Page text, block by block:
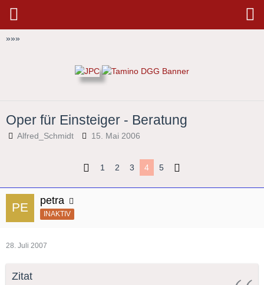
»»»
Oper für Einsteiger - Beratung
Alfred_Schmidt 15. Mai 2006
1 2 3 4 5
petra
INAKTIV
28. Juli 2007
Zitat